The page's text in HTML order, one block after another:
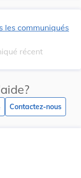
les communiqués
récent
Contactez-nous